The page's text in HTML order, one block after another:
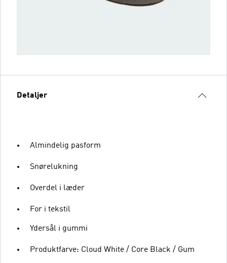
Detaljer
Almindelig pasform
Snørelukning
Overdel i læder
For i tekstil
Ydersål i gummi
Produktfarve: Cloud White / Core Black / Gum